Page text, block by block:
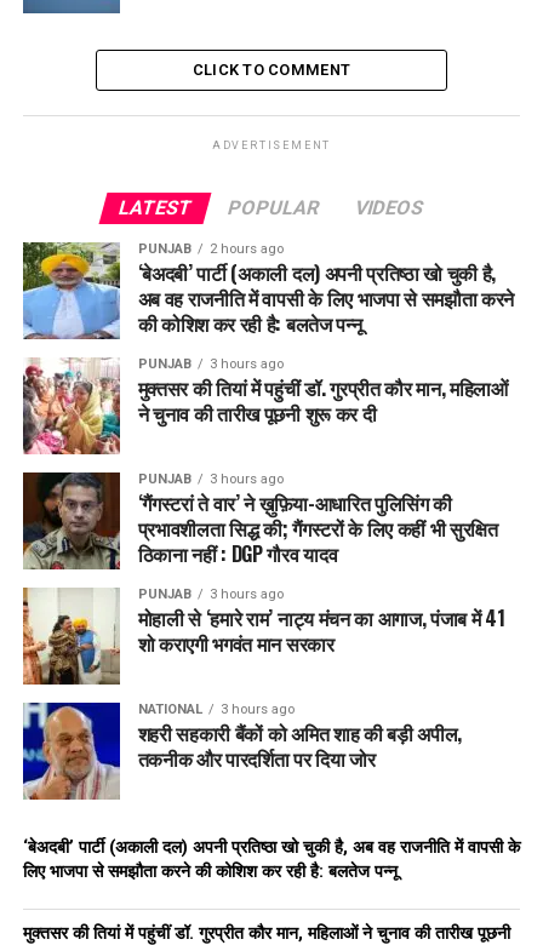
CLICK TO COMMENT
ADVERTISEMENT
LATEST POPULAR VIDEOS
PUNJAB 2 hours ago
‘बेअदबी’ पार्टी (अकाली दल) अपनी प्रतिष्ठा खो चुकी है,
अब वह राजनीति में वापसी के लिए भाजपा से समझौता करने
की कोशिश कर रही है: बलतेज पन्नू
PUNJAB 3 hours ago
मुक्तसर की तियां में पहुंचीं डॉ. गुरप्रीत कौर मान, महिलाओं
ने चुनाव की तारीख पूछनी शुरू कर दी
PUNJAB 3 hours ago
‘गैंगस्टरां ते वार’ ने ख़ुफ़िया-आधारित पुलिसिंग की
प्रभावशीलता सिद्ध की; गैंगस्टरों के लिए कहीं भी सुरक्षित
ठिकाना नहीं : DGP गौरव यादव
PUNJAB 3 hours ago
मोहाली से ‘हमारे राम’ नाट्य मंचन का आगाज, पंजाब में 41
शो कराएगी भगवंत मान सरकार
NATIONAL 3 hours ago
शहरी सहकारी बैंकों को अमित शाह की बड़ी अपील,
तकनीक और पारदर्शिता पर दिया जोर
‘बेअदबी’ पार्टी (अकाली दल) अपनी प्रतिष्ठा खो चुकी है, अब वह राजनीति में वापसी के
लिए भाजपा से समझौता करने की कोशिश कर रही है: बलतेज पन्नू
मुक्तसर की तियां में पहुंचीं डॉ. गुरप्रीत कौर मान, महिलाओं ने चुनाव की तारीख पूछनी